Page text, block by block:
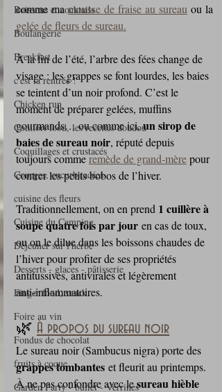
Boissons et cocktails
Boulangerie
Breakfast
c'est la rentrée !
Chicken run
Comfort food, les recettes doudou
Coquillages et crustacés
Courges, cucurbitacées
cuisine des fleurs
Cuisine du Camping
Déjeuner sur l'herbe
Desserts - glaces - pâtisserie
Finger food, snack
Foire au vin
Fondus de chocolat
fruits à coque
Garden Party - buffet - Verrines
comme ma mousse de fraise au sureau
gelée de fleurs de sureau.
À la fin de l’été, l’arbre des fées change de
visage : les grappes se font lourdes, les baies
se teintent d’un noir profond. C’est le
moment de préparer gelées, muffins
gourmands… ou comme ici, un sirop de
baies de sureau noir, réputé depuis
toujours comme remède de grand‑mère pour
contrer les petits bobos de l’hiver.
Traditionnellement, on en prend 1 cuillère à
soupe quatre fois par jour en cas de toux,
ou on le dilue dans les boissons chaudes de
l’hiver pour profiter de ses propriétés
antitussives, antivirales et légèrement
anti‑inflammatoires.
🌿 À propos du sureau noir
Le sureau noir (Sambucus nigra) porte des
grappes tombantes et fleurit au printemps.
À ne pas confondre avec le sureau hièble